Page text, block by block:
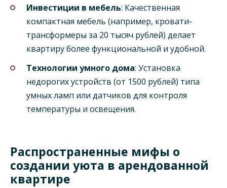
Инвестиции в мебель: Качественная
компактная мебель (например, кровати-
трансформеры за 20 тысяч рублей) делает
квартиру более функциональной и удобной.
Технологии умного дома: Установка
недорогих устройств (от 1500 рублей) типа
умных ламп или датчиков для контроля
температуры и освещения.
Распространенные мифы о
создании уюта в арендованной
квартире